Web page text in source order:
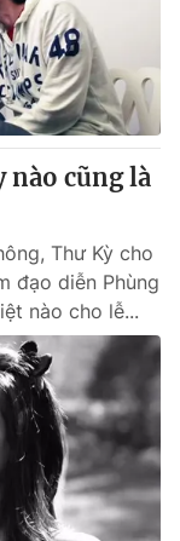
nào cũng là
Thư Kỳ cho
đạo diễn Phùng
nào cho lễ...